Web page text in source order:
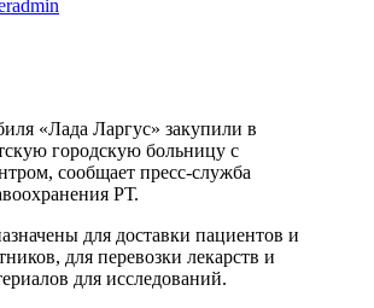
«Лада Ларгус» закупили в
городскую больницу с
сообщает пресс-служба
РТ.
для доставки пациентов и
для перевозки лекарств и
для исследований.